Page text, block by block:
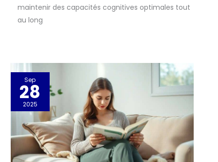
maintenir des capacités cognitives optimales tout
au long
Sep
28
2025